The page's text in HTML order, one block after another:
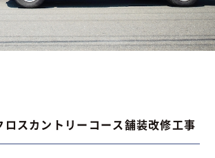
076-441-3201 Instagram
ロスカントリーコース舗装改修工事